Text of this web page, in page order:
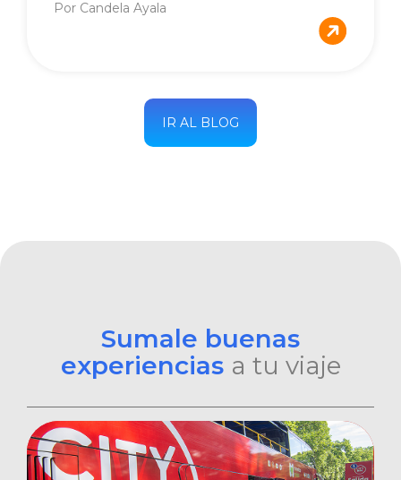
Por Candela Ayala
IR AL BLOG
Sumale buenas
experiencias a tu viaje